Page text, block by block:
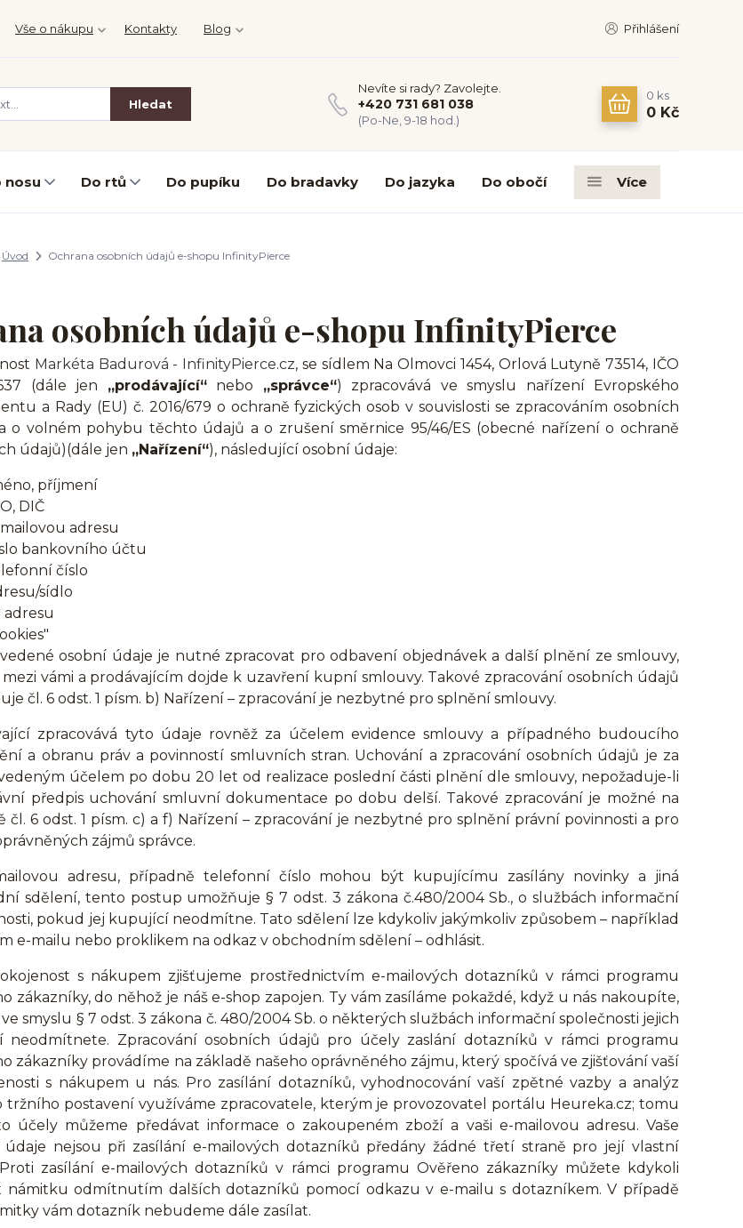
Vše o nákupu Kontakty Blog Přihlášení
Hledat
Nevíte si rady? Zavolejte.
+420 731 681 038
(Po-Ne, 9-18 hod.)
0 ks
0 Kč
nosu Do rtů Do pupíku Do bradavky Do jazyka Do obočí Více
Úvod Ochrana osobních údajů e-shopu InfinityPierce
osobních údajů e-shopu InfinityPierce
Markéta Badurová - InfinityPierce.cz, se sídlem Na Olmovci 1454, Orlová Lutyně 73514, IČO
(dále jen „prodávající“nebo „správce“) zpracovává ve smyslu nařízení Evropského
a Rady (EU) č. 2016/679 o ochraně fyzických osob v souvislosti se zpracováním osobních
o volném pohybu těchto údajů a o zrušení směrnice 95/46/ES (obecné nařízení o ochraně
údajů)(dále jen „Nařízení“), následující osobní údaje:
příjmení
DIČ
adresu
bankovního účtu
číslo
sídlo
adresu
osobní údaje je nutné zpracovat pro odbavení objednávek a další plnění ze smlouvy,
vámi a prodávajícím dojde k uzavření kupní smlouvy. Takové zpracování osobních údajů
čl. 6 odst. 1 písm. b) Nařízení – zpracování je nezbytné pro splnění smlouvy.
zpracovává tyto údaje rovněž za účelem evidence smlouvy a případného budoucího
a obranu práv a povinností smluvních stran. Uchování a zpracování osobních údajů je za
účelem po dobu 20 let od realizace poslední části plnění dle smlouvy, nepožaduje-li
předpis uchování smluvní dokumentace po dobu delší. Takové zpracování je možné na
čl. 6 odst. 1 písm. c) a f) Nařízení – zpracování je nezbytné pro splnění právní povinnosti a pro
zájmů správce.
adresu, případně telefonní číslo mohou být kupujícímu zasílány novinky a jiná
sdělení, tento postup umožňuje § 7 odst. 3 zákona č.480/2004 Sb., o službách informační
pokud jej kupující neodmítne. Tato sdělení lze kdykoliv jakýmkoliv způsobem – například
e-mailu nebo proklikem na odkaz v obchodním sdělení – odhlásit.
s nákupem zjišťujeme prostřednictvím e-mailových dotazníků v rámci programu
zákazníky, do něhož je náš e-shop zapojen. Ty vám zasíláme pokaždé, když u nás nakoupíte,
smyslu § 7 odst. 3 zákona č. 480/2004 Sb. o některých službách informační společnosti jejich
neodmítnete. Zpracování osobních údajů pro účely zaslání dotazníků v rámci programu
zákazníky provádíme na základě našeho oprávněného zájmu, který spočívá ve zjišťování vaší
s nákupem u nás. Pro zasílání dotazníků, vyhodnocování vaší zpětné vazby a analýz
tržního postavení využíváme zpracovatele, kterým je provozovatel portálu Heureka.cz; tomu
účely můžeme předávat informace o zakoupeném zboží a vaši e-mailovou adresu. Vaše
údaje nejsou při zasílání e-mailových dotazníků předány žádné třetí straně pro její vlastní
zasílání e-mailových dotazníků v rámci programu Ověřeno zákazníky můžete kdykoli
námitku odmítnutím dalších dotazníků pomocí odkazu v e-mailu s dotazníkem. V případě
vám dotazník nebudeme dále zasílat.